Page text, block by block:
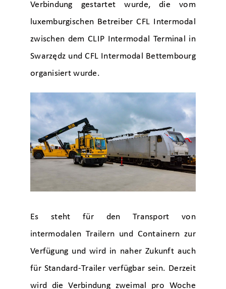
Verbindung gestartet wurde, die vom
luxemburgischen Betreiber CFL Intermodal
zwischen dem CLIP Intermodal Terminal in
Swarzędz und CFL Intermodal Bettembourg
organisiert wurde.
Es steht für den Transport von
intermodalen Trailern und Containern zur
Verfügung und wird in naher Zukunft auch
für Standard-Trailer verfügbar sein. Derzeit
wird die Verbindung zweimal pro Woche